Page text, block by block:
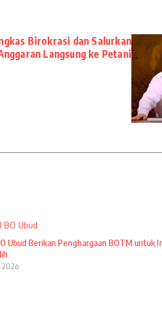
Birokrasi dan Salurkan
Langsung ke Petani
Ubud Berikan Penghargaan BOTM untuk
2026